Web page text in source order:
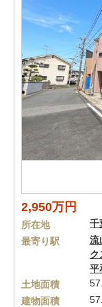
2,950万円
所在地 千
最寄り駅
流
ク
平
土地面積
建物面積